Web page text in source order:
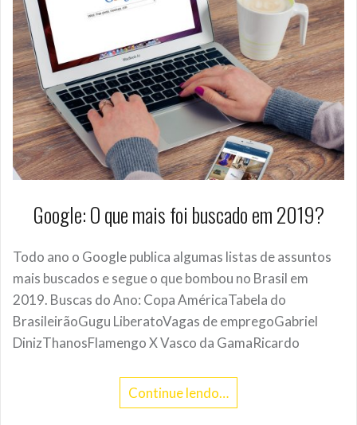
Google: O que mais foi buscado em 2019?
Todo ano o Google publica algumas listas de assuntos
mais buscados e segue o que bombou no Brasil em
2019. Buscas do Ano: Copa AméricaTabela do
BrasileirãoGugu LiberatoVagas de empregoGabriel
DinizThanosFlamengo X Vasco da GamaRicardo
Continue lendo…